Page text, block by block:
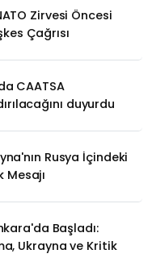
Zirvesi Öncesi
Çağrısı
CAATSA
duyurdu
Rusya İçindeki
Mesajı
Başladı:
Ukrayna ve Kritik